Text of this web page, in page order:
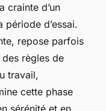
crainte d’un
d’essai.
repose parfois
règles de
travail,
cette phase
sérénité et en